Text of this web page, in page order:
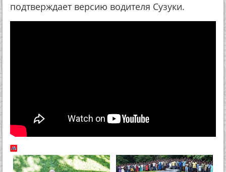
подтверждает версию водителя Сузуки.